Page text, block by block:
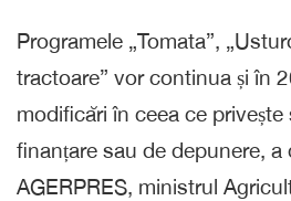
Programele „Tomata”,
tractoare” vor continua și în
modificări în ceea ce
finanțare sau de depunere, a
AGERPRES, ministrul